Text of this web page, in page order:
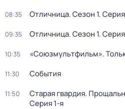
08:35 Отличница. Сезон 1.
09:35 Отличница. Сезон 1.
10:35 «Союзмультфильм».
11:30 События
11:50 Старая гвардия.
Серия 1-я